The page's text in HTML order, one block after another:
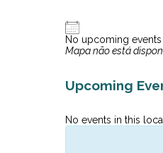
No upcoming events
Mapa não está
Upcoming
No events in this